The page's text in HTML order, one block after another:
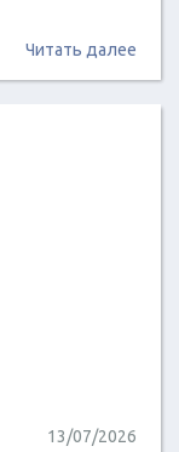
Читать далее
13/07/2026